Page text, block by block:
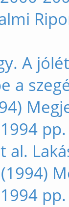
A
a
al.